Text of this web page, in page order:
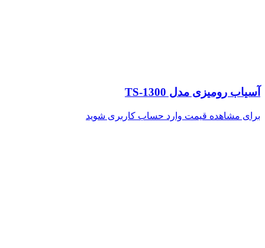
آسیاب رومیزی مدل TS-1300
برای مشاهده قیمت وارد حساب کاربری شوید